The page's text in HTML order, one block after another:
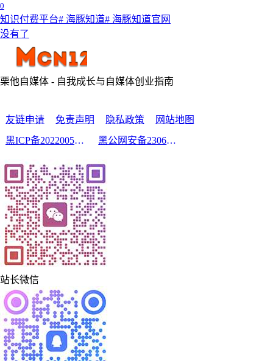
0
知识付费平台# 海豚知道# 海豚知道官网
没有了
栗他自媒体 - 自我成长与自媒体创业指南
友链申请 免责声明 隐私政策
网站地图
黑ICP备2022005210号-2
黑公网安备23060302000213号
站长微信